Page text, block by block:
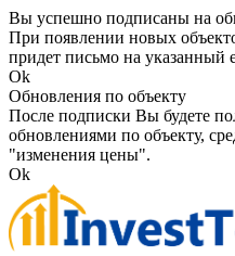
Вы успешно подписаны на
При появлении новых
придет письмо на указанный
Ok
Обновления по объекту
После подписки Вы будете
обновлениями по объекту,
"изменения цены".
Ok